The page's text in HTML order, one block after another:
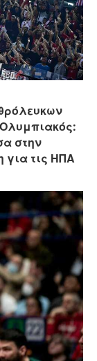
Ολυμπιακός:
στην
για τις ΗΠΑ